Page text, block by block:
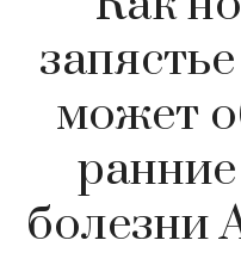
может
болезни